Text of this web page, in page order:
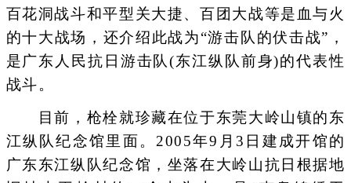
百花洞战斗和平型关大捷、百团大战等是血与火
的十大战场，还介绍此战为“游击队的伏击战”，
是广东人民抗日游击队(东江纵队前身)的代表性
战斗。
目前，枪栓就珍藏在位于东莞大岭山镇的东
江纵队纪念馆里面。2005年9月3日建成开馆的
广东东江纵队纪念馆，坐落在大岭山抗日根据地